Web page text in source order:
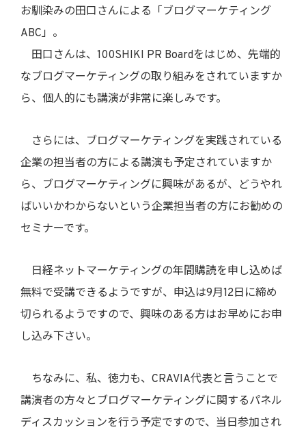
お馴染みの田口さんによる「ブログマーケティング
ABC」。
田口さんは、100SHIKI PR Boardをはじめ、先端的
なブログマーケティングの取り組みをされていますか
ら、個人的にも講演が非常に楽しみです。
さらには、ブログマーケティングを実践されている
企業の担当者の方による講演も予定されていますか
ら、ブログマーケティングに興味があるが、どうやれ
ばいいかわからないという企業担当者の方にお勧めの
セミナーです。
日経ネットマーケティングの年間購読を申し込めば
無料で受講できるようですが、申込は9月12日に締め
切られるようですので、興味のある方はお早めにお申
し込み下さい。
ちなみに、私、徳力も、CRAVIA代表と言うことで
講演者の方々とブログマーケティングに関するパネル
ディスカッションを行う予定ですので、当日参加され